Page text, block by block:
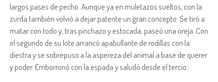
largos pases de pecho. Aunque ya en muletazos sueltos, con la
zurda también volvió a dejar patente un gran concepto. Se tiró a
matar con todo y, tras pinchazo y estocada, paseó una oreja. Con
el segundo de su lote arrancó apabullante de rodillas con la
diestra y se sobrepuso a la aspereza del animal a base de querer
y poder. Emborronó con la espada y saludó desde el tercio.